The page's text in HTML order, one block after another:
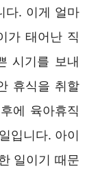
다. 이게 얼마
가 태어난 직
시기를 보내
휴식을 취할
에 육아휴직
입니다. 아이
일이기 때문